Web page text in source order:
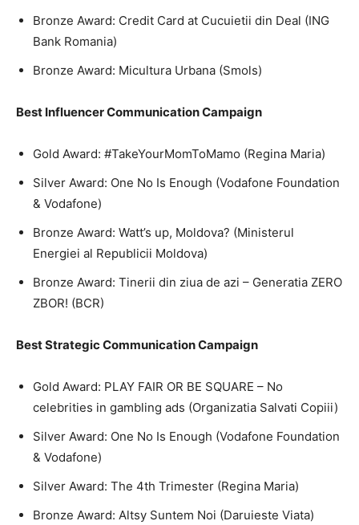
HOMEPAGE
Bronze Award: Credit Card at Cucuietii din Deal (ING
Bank Romania)
Bronze Award: Micultura Urbana (Smols)
Best Influencer Communication Campaign
Gold Award: #TakeYourMomToMamo (Regina Maria)
Silver Award: One No Is Enough (Vodafone Foundation
& Vodafone)
Bronze Award: Watt’s up, Moldova? (Ministerul
Energiei al Republicii Moldova)
Bronze Award: Tinerii din ziua de azi – Generatia ZERO
ZBOR! (BCR)
Best Strategic Communication Campaign
Gold Award: PLAY FAIR OR BE SQUARE – No
celebrities in gambling ads (Organizatia Salvati Copiii)
Silver Award: One No Is Enough (Vodafone Foundation
& Vodafone)
Silver Award: The 4th Trimester (Regina Maria)
Bronze Award: Altsy Suntem Noi (Daruieste Viata)